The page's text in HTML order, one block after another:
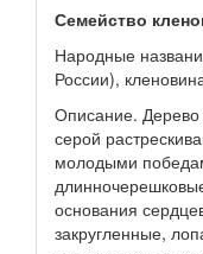
Семейство
Народные
России),
Описание. Дерево
серой
молодыми
основания
закругленные,